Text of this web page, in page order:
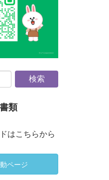
類
はこちらから
ページ